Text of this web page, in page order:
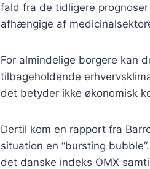
fald fra de tidligere
afhængige af
For almindelige borgere kan
tilbageholdende
det betyder ikke økonomisk
Dertil kom en rapport fra
situation en “bursting
det danske indeks OMX